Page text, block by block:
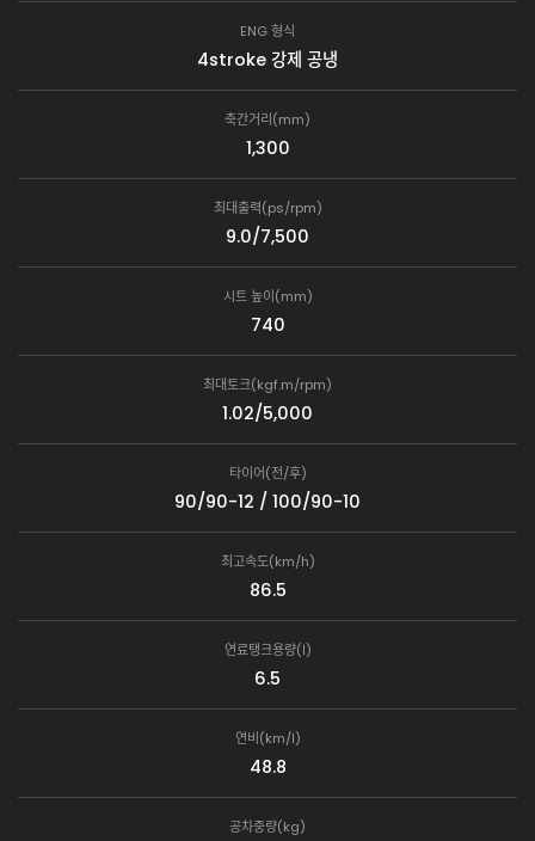
ENG 형식
4stroke 강제 공냉
축간거리(mm)
1,300
최대출력(ps/rpm)
9.0/7,500
시트 높이(mm)
740
최대토크(kgf.m/rpm)
1.02/5,000
타이어(전/후)
90/90-12 / 100/90-10
최고속도(km/h)
86.5
연료탱크용량(ℓ)
6.5
연비(km/ℓ)
48.8
공차중량(kg)